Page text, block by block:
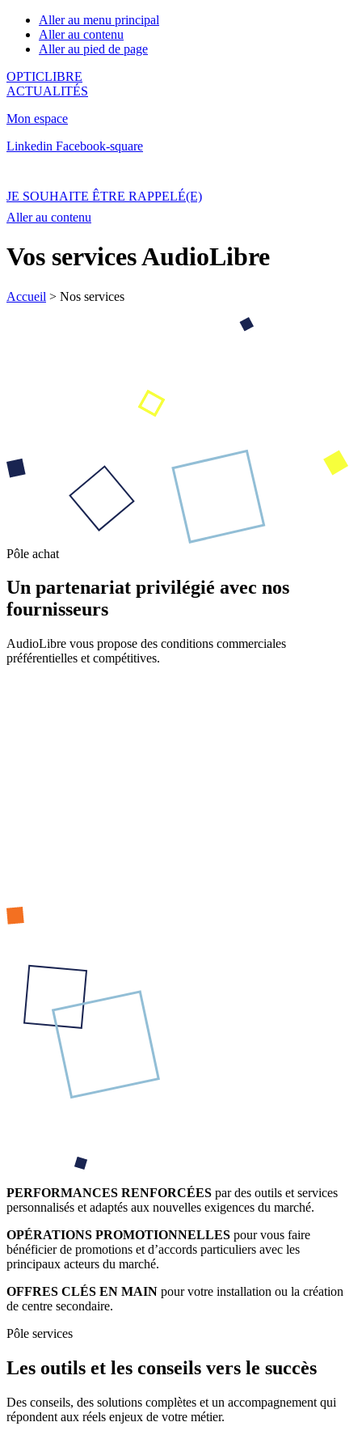
Aller au menu principal
Aller au contenu
Aller au pied de page
OPTICLIBRE
ACTUALITÉS
Mon espace
Linkedin Facebook-square
JE SOUHAITE ÊTRE RAPPELÉ(E)
Aller au contenu
Vos services AudioLibre
Accueil > Nos services
Pôle achat
Un partenariat privilégié avec nos
fournisseurs
AudioLibre vous propose des conditions commerciales
préférentielles et compétitives.
PERFORMANCES RENFORCÉES par des outils et services
personnalisés et adaptés aux nouvelles exigences du marché.
OPÉRATIONS PROMOTIONNELLES pour vous faire
bénéficier de promotions et d’accords particuliers avec les
principaux acteurs du marché.
OFFRES CLÉS EN MAIN pour votre installation ou la création
de centre secondaire.
Pôle services
Les outils et les conseils vers le succès
Des conseils, des solutions complètes et un accompagnement qui
répondent aux réels enjeux de votre métier.